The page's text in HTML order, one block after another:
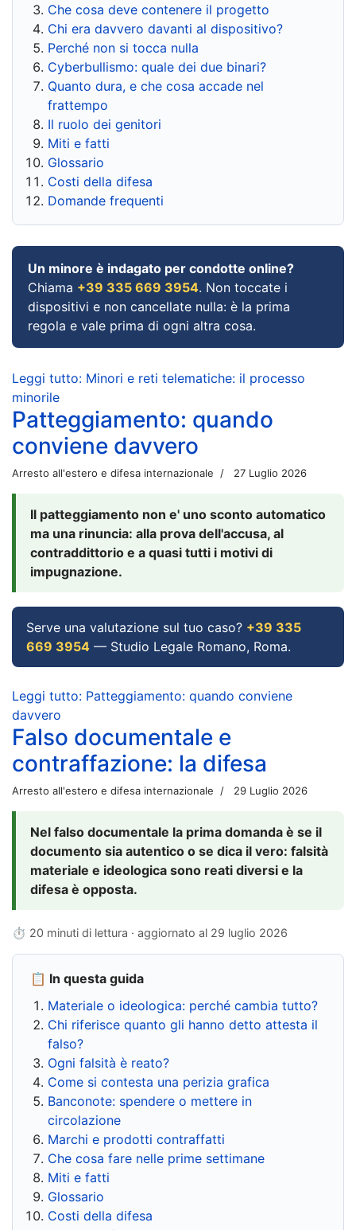
Che cosa deve contenere il progetto
Chi era davvero davanti al dispositivo?
Perché non si tocca nulla
Cyberbullismo: quale dei due binari?
Quanto dura, e che cosa accade nel
frattempo
Il ruolo dei genitori
Miti e fatti
Glossario
Costi della difesa
Domande frequenti
Un minore è indagato per condotte online?
Chiama +39 335 669 3954. Non toccate i
dispositivi e non cancellate nulla: è la prima
regola e vale prima di ogni altra cosa.
Leggi tutto: Minori e reti telematiche: il processo
minorile
Patteggiamento: quando
conviene davvero
Arresto all'estero e difesa internazionale 27 Luglio 2026
Il patteggiamento non e' uno sconto automatico
ma una rinuncia: alla prova dell'accusa, al
contraddittorio e a quasi tutti i motivi di
impugnazione.
Serve una valutazione sul tuo caso? +39 335
669 3954 — Studio Legale Romano, Roma.
Leggi tutto: Patteggiamento: quando conviene
davvero
Falso documentale e
contraffazione: la difesa
Arresto all'estero e difesa internazionale 29 Luglio 2026
Nel falso documentale la prima domanda è se il
documento sia autentico o se dica il vero: falsità
materiale e ideologica sono reati diversi e la
difesa è opposta.
⏱ 20 minuti di lettura · aggiornato al 29 luglio 2026
📋 In questa guida
Materiale o ideologica: perché cambia tutto?
Chi riferisce quanto gli hanno detto attesta il
falso?
Ogni falsità è reato?
Come si contesta una perizia grafica
Banconote: spendere o mettere in
circolazione
Marchi e prodotti contraffatti
Che cosa fare nelle prime settimane
Miti e fatti
Glossario
Costi della difesa